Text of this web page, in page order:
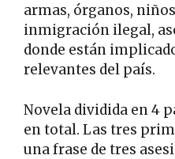
armas, órganos,
inmigración ilegal,
donde están
relevantes del país.
Novela dividida en 4
en total. Las tres
una frase de tres